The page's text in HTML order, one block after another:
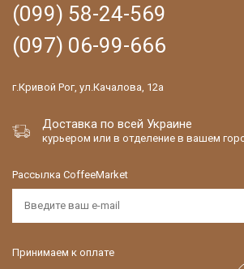
(099) 58-24-569
(097) 06-99-666
г.Кривой Рог, ул.Качалова, 12а
Доставка по всей Украине
курьером или в отделение в вашем
Рассылка CoffeeMarket
Принимаем к оплате